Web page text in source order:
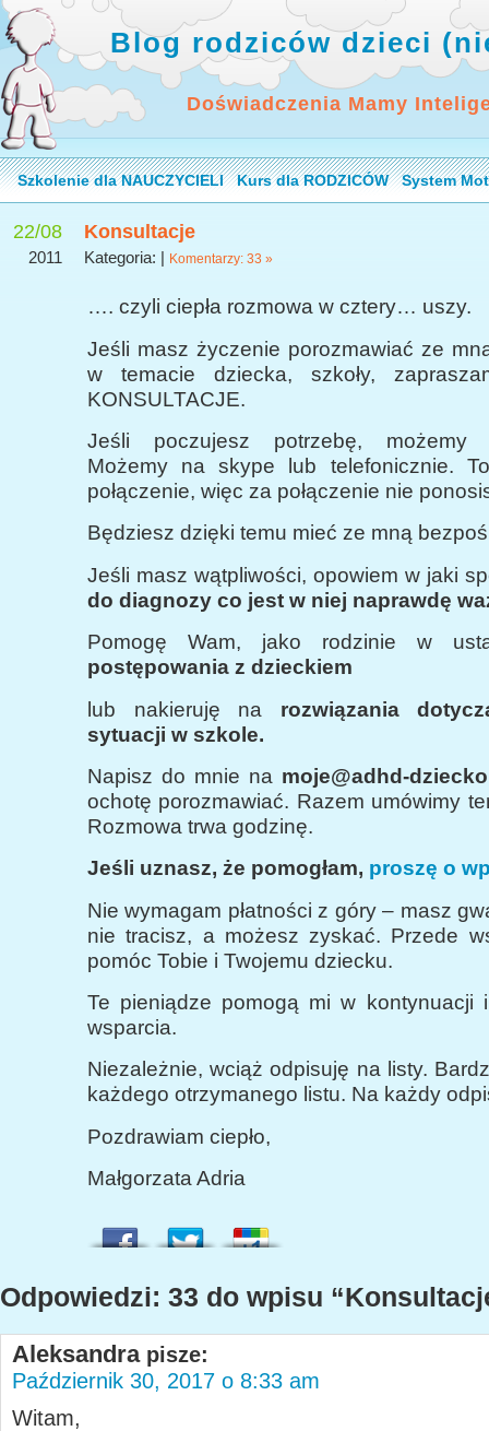
Blog rodziców dzieci
Doświadczenia Mamy
Szkolenie dla NAUCZYCIELI Kurs dla RODZICÓW System
22/08
2011
Konsultacje
Kategoria: | Komentarzy: 33 »
…. czyli ciepła rozmowa w cztery… uszy.
Jeśli masz życzenie porozmawiać ze
w temacie dziecka, szkoły,
KONSULTACJE.
Jeśli poczujesz potrzebę, możemy
Możemy na skype lub telefonicznie.
połączenie, więc za połączenie nie
Będziesz dzięki temu mieć ze mną
Jeśli masz wątpliwości, opowiem w jaki
do diagnozy co jest w niej naprawdę
Pomogę Wam, jako rodzinie w
postępowania z dzieckiem
lub nakieruję na rozwiązania
sytuacji w szkole.
Napisz do mnie na moje@adhd-
ochotę porozmawiać. Razem umówimy
Rozmowa trwa godzinę.
Jeśli uznasz, że pomogłam, proszę o
Nie wymagam płatności z góry – masz
nie tracisz, a możesz zyskać. Przede
pomóc Tobie i Twojemu dziecku.
Te pieniądze pomogą mi w kontynuacji
wsparcia.
Niezależnie, wciąż odpisuję na listy.
każdego otrzymanego listu. Na każdy
Pozdrawiam ciepło,
Małgorzata Adria
Odpowiedzi: 33 do wpisu
Aleksandra pisze:
Październik 30, 2017 o 8:33 am
Witam,